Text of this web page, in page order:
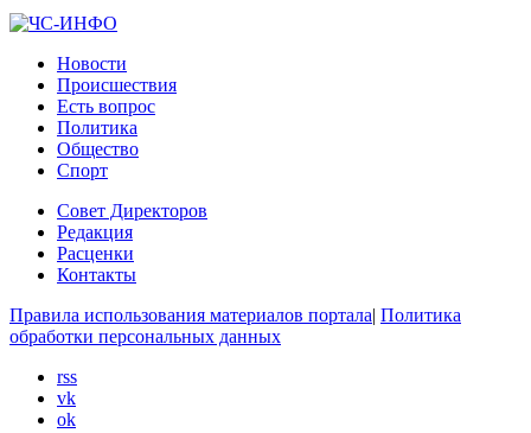
Новости
Происшествия
Есть вопрос
Политика
Общество
Спорт
Совет Директоров
Редакция
Расценки
Контакты
Правила использования материалов портала| Политика
обработки персональных данных
rss
vk
ok